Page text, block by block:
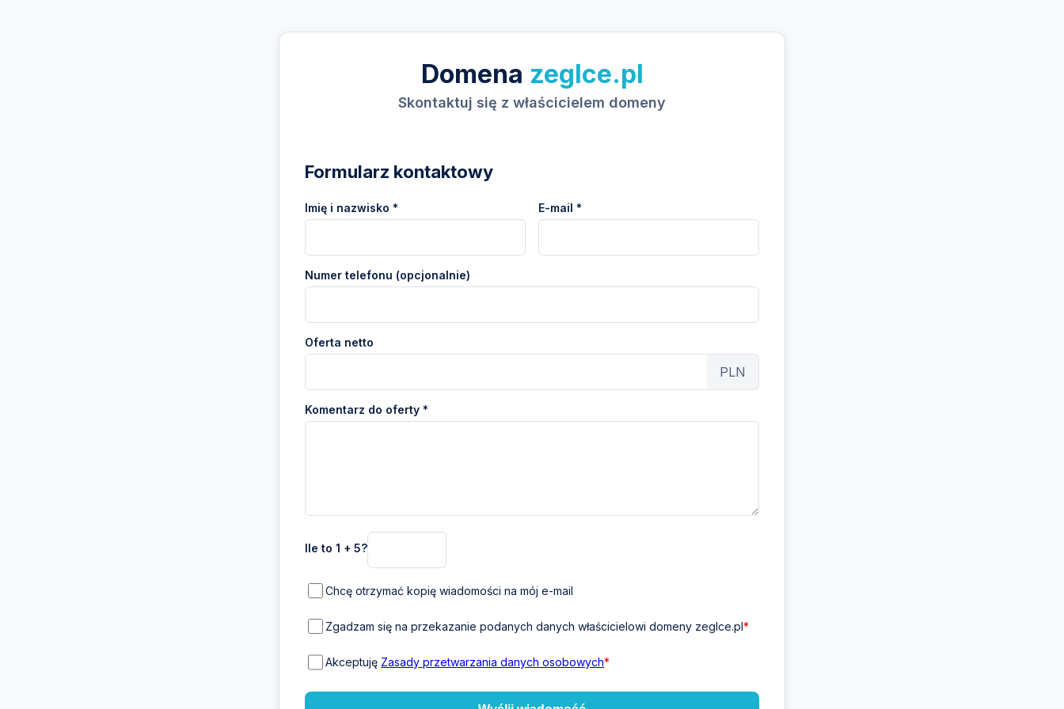
Domena zeglce.pl
Skontaktuj się z właścicielem domeny
Formularz kontaktowy
Imię i nazwisko * E-mail *
Numer telefonu (opcjonalnie)
Oferta netto
PLN
Komentarz do oferty *
Ile to 1 + 5?
Chcę otrzymać kopię wiadomości na mój e-mail
Zgadzam się na przekazanie podanych danych właścicielowi domeny zeglce.pl*
Akceptuję Zasady przetwarzania danych osobowych*